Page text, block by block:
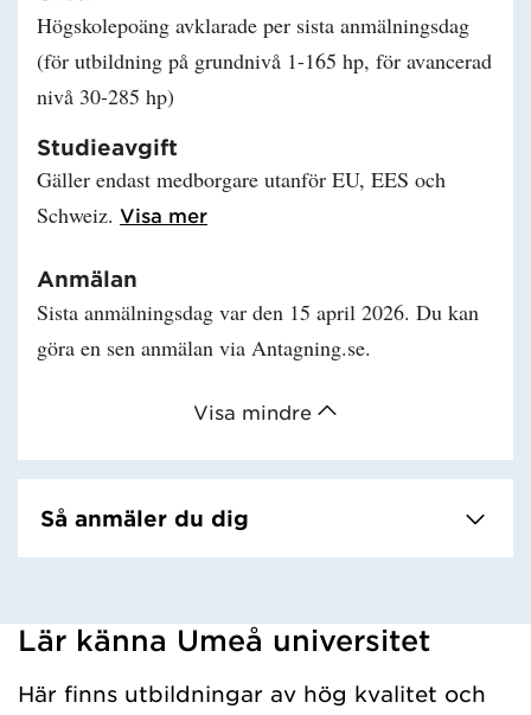
Visa mindre
Högskolepoäng avklarade per sista anmälningsdag
(för utbildning på grundnivå 1-165 hp, för avancerad
nivå 30-285 hp)
Studieavgift
Gäller endast medborgare utanför EU, EES och
Schweiz. Visa merLäs mer om Studieavgift
Anmälan
Sista anmälningsdag var den 15 april 2026. Du kan
göra en sen anmälan via Antagning.se.
Så anmäler du dig
Har hämtat kursochkurspaket.
Lär känna Umeå universitet
Här finns utbildningar av hög kvalitet och